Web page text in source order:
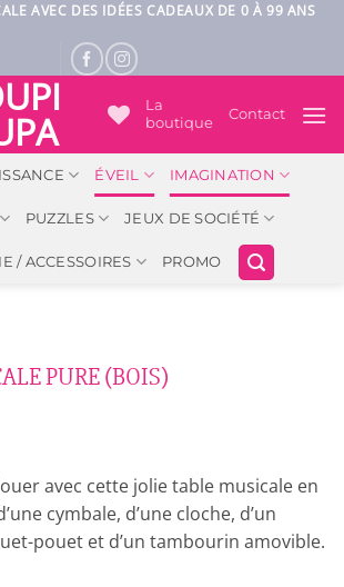
AVEC DES IDÉES CADEAUX DE 0 À 99 ANS
La
boutique
Contact
ÉVEIL IMAGINATION
PUZZLES JEUX DE SOCIÉTÉ
/ ACCESSOIRES PROMO
PURE (BOIS)
avec cette jolie table musicale en
cymbale, d’une cloche, d’un
pouet et d’un tambourin amovible.